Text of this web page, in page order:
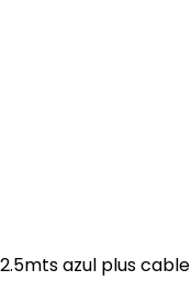
azul plus cable